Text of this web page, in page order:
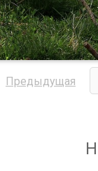
Предыдущая